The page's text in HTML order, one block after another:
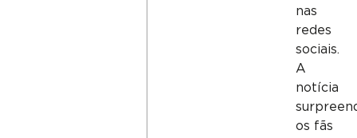
nas
redes
sociais.
A
notícia
os fãs